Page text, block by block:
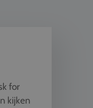
for
kijken